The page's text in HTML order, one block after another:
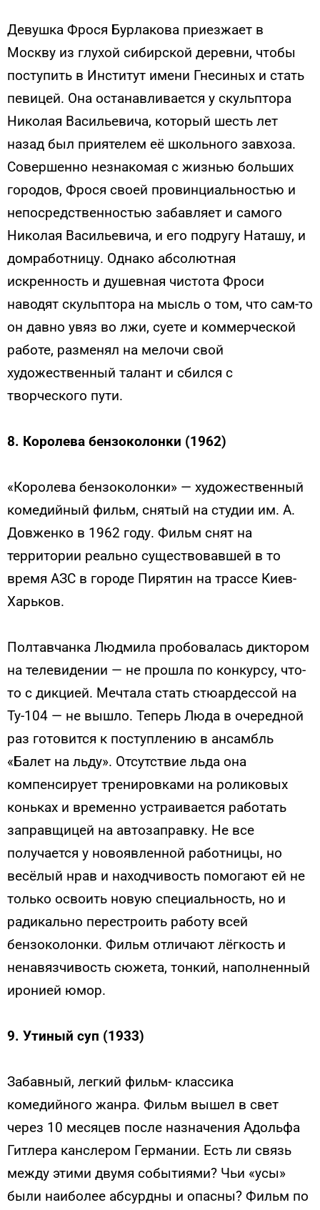
Девушка Фрося Бурлакова приезжает в
Москву из глухой сибирской деревни, чтобы
поступить в Институт имени Гнесиных и стать
певицей. Она останавливается у скульптора
Николая Васильевича, который шесть лет
назад был приятелем её школьного завхоза.
Совершенно незнакомая с жизнью больших
городов, Фрося своей провинциальностью и
непосредственностью забавляет и самого
Николая Васильевича, и его подругу Наташу, и
домработницу. Однако абсолютная
искренность и душевная чистота Фроси
наводят скульптора на мысль о том, что сам-то
он давно увяз во лжи, суете и коммерческой
работе, разменял на мелочи свой
художественный талант и сбился с
творческого пути.
8. Королева бензоколонки (1962)
«Королева бензоколонки» — художественный
комедийный фильм, снятый на студии им. А.
Довженко в 1962 году. Фильм снят на
территории реально существовавшей в то
время АЗС в городе Пирятин на трассе Киев-
Харьков.
Полтавчанка Людмила пробовалась диктором
на телевидении — не прошла по конкурсу, что-
то с дикцией. Мечтала стать стюардессой на
Ту-104 — не вышло. Теперь Люда в очередной
раз готовится к поступлению в ансамбль
«Балет на льду». Отсутствие льда она
компенсирует тренировками на роликовых
коньках и временно устраивается работать
заправщицей на автозаправку. Не все
получается у новоявленной работницы, но
весёлый нрав и находчивость помогают ей не
только освоить новую специальность, но и
радикально перестроить работу всей
бензоколонки. Фильм отличают лёгкость и
ненавязчивость сюжета, тонкий, наполненный
иронией юмор.
9. Утиный суп (1933)
Забавный, легкий фильм- классика
комедийного жанра. Фильм вышел в свет
через 10 месяцев после назначения Адольфа
Гитлера канслером Германии. Есть ли связь
между этими двумя событиями? Чьи «усы»
были наиболее абсурдны и опасны? Фильм по